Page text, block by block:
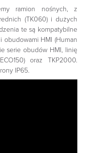
ramion nośnych, z
(TK060) i dużych
te są kompatybilne
obudowami HMI (Human
serie obudów HMI, linię
oraz TKP2000.
IP65.